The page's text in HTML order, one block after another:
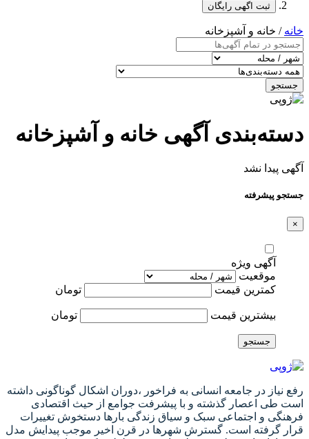
ثبت اگهی رایگان
خانه / خانه و آشپزخانه
جستجو
دسته‌بندی آگهی خانه و آشپزخانه
آگهی پیدا نشد
جستجو پیشرفته
×
آگهی ویژه
موقعیت
کمترین قیمت
تومان
بیشترین قیمت تومان
جستجو
رفع نیاز در جامعه انسانی به فراخور ،دوران اشکال گوناگونی داشته
است طی اعصار گذشته و با پیشرفت جوامع از حیث اقتصادی
فرهنگی و اجتماعی سبک و سیاق زندگی بارها دستخوش تغییرات
قرار گرفته است. گسترش شهرها در قرن اخیر موجب پیدایش مدل